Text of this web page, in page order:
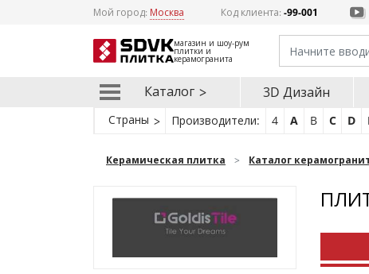
Мой город: Москва Код клиента:-99-001
магазин и шоу-рум
плитки и
керамогранита
Каталог 3D Дизайн
Страны Производители: 4 A B C D
Керамическая плитка Каталог